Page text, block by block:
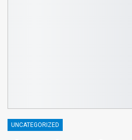
UNCATEGORIZED